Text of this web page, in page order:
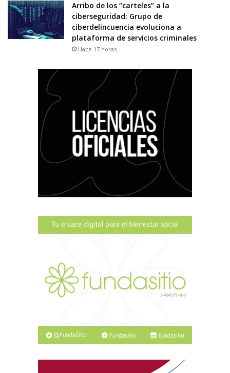
Arribo de los “carteles” a la
ciberseguridad: Grupo de
ciberdelincuencia evoluciona a
plataforma de servicios criminales
Hace 17 horas